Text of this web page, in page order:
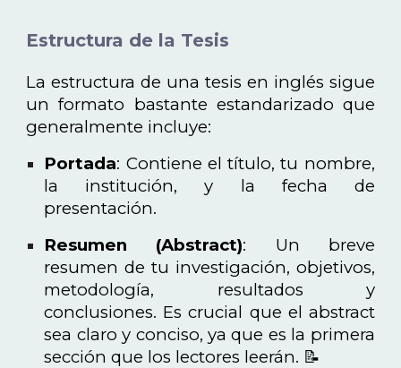
Estructura de la Tesis
La estructura de una tesis en inglés sigue
un formato bastante estandarizado que
generalmente incluye:
Portada: Contiene el título, tu nombre,
la institución, y la fecha de
presentación.
Resumen (Abstract): Un breve
resumen de tu investigación, objetivos,
metodología, resultados y
conclusiones. Es crucial que el abstract
sea claro y conciso, ya que es la primera
sección que los lectores leerán. 📝